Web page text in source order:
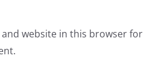
and website in this browser for